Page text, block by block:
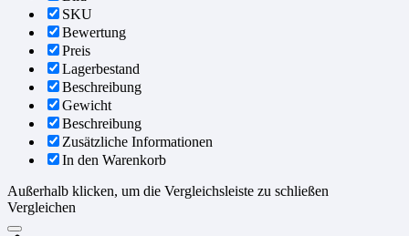
SKU
Bewertung
Preis
Lagerbestand
Beschreibung
Gewicht
Beschreibung
Zusätzliche Informationen
In den Warenkorb
Außerhalb klicken, um die Vergleichsleiste zu schließen
Vergleichen